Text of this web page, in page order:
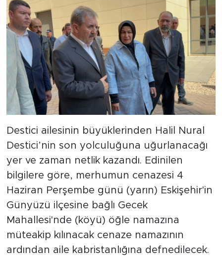
Destici ailesinin büyüklerinden Halil Nural
Destici’nin son yolculuğuna uğurlanacağı
yer ve zaman netlik kazandı. Edinilen
bilgilere göre, merhumun cenazesi 4
Haziran Perşembe günü (yarın) Eskişehir'in
Günyüzü ilçesine bağlı Gecek
Mahallesi'nde (köyü) öğle namazına
müteakip kılınacak cenaze namazının
ardından aile kabristanlığına defnedilecek.